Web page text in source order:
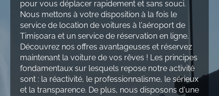
pour vous déplacer rapidement et sans souci.
Nous mettons à votre disposition à la fois le
service de location de voitures à l'aéroport de
Timișoara et un service de réservation en ligne.
Découvrez nos offres avantageuses et réservez
maintenant la voiture de vos rêves ! Les principes
fondamentaux sur lesquels repose notre activité
sont : la réactivité, le professionnalisme, le sérieux
et la transparence. De plus, nous disposons d'une